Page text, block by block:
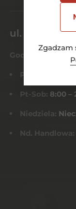
Zgadzam
ul.
Godziny otwarcia
Pn-Czw:
Pt-Sob: 8:00 –
Niedziela:
Nd. Handlowa: